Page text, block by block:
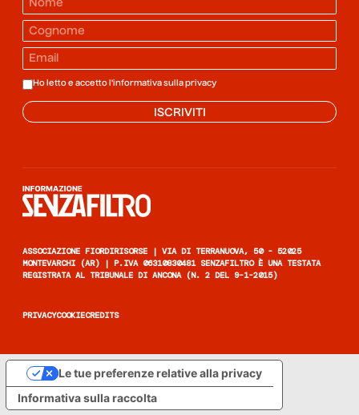
Ho letto e accetto l'informativa sulla privacy
ISCRIVITI
ASSOCIAZIONE FIORDIRISORSE | VIA DI TERRANUOVA, 50 - 52025
MONTEVARCHI (AR) | P.IVA 06310830481 SENZAFILTRO È UNA TESTATA
REGISTRATA AL TRIBUNALE DI ANCONA (N. 2 DEL 9-1-2015)
PRIVACYCOOKIECREDITS
Informativa sulla raccolta
Le tue preferenze relative alla privacy